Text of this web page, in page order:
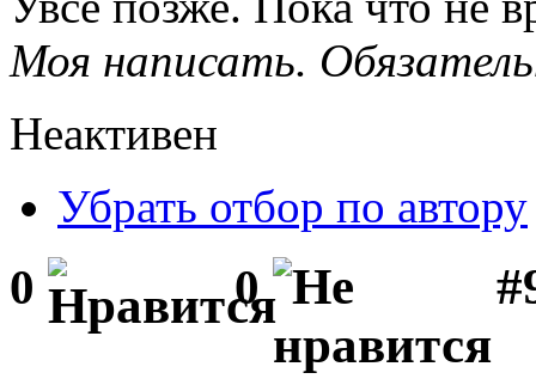
Моя написать.
Неактивен
Убрать отбор по автору
0 0